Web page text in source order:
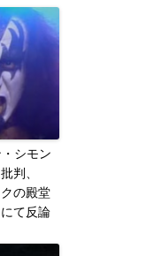
シモン
判、
の殿堂
て反論